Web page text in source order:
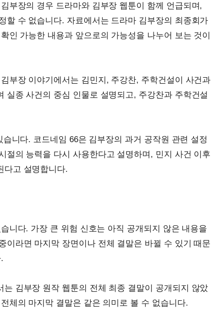
부장의 경우 드라마와 김부장 웹툰이 함께 언급되며,
할 수 없습니다. 자료에서는 드라마 김부장의 최종회가
인 가능한 내용과 앞으로의 가능성을 나누어 보는 것이
부장 이야기에서는 김민지, 주강찬, 주학건설이 사건과
종 사건의 중심 인물로 설명되고, 주강찬과 주학건설
니다. 코드네임 66은 김부장의 과거 공작원 관련 설정
절의 능력을 다시 사용한다고 설명하며, 민지 사건 이후
다고 설명합니다.
니다. 가장 큰 위험 신호는 아직 공개되지 않은 내용을
이라면 마지막 장면이나 전체 결말은 바뀔 수 있기 때문
김부장 원작 웹툰의 전체 최종 결말이 공개되지 않았
체의 마지막 결말은 같은 의미로 볼 수 없습니다.